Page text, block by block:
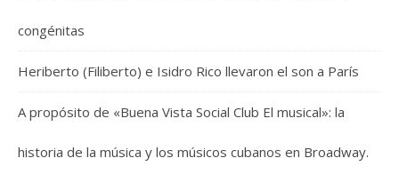
congénitas
Heriberto (Filiberto) e Isidro Rico llevaron el son a París
A propósito de «Buena Vista Social Club El musical»: la
historia de la música y los músicos cubanos en Broadway.